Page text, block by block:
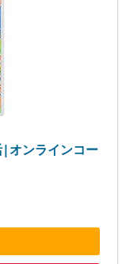
|オンラインコー